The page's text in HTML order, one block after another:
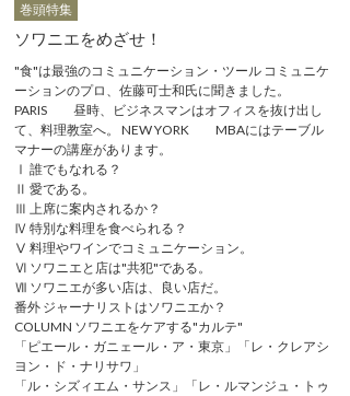
巻頭特集
ソワニエをめざせ！
"食"は最強のコミュニケーション・ツール コミュニケ
ーションのプロ、佐藤可士和氏に聞きました。
PARIS 昼時、ビジネスマンはオフィスを抜け出し
て、料理教室へ。 NEW YORK MBAにはテーブル
マナーの講座があります。
Ⅰ 誰でもなれる？
Ⅱ 愛である。
Ⅲ 上席に案内されるか？
Ⅳ 特別な料理を食べられる？
Ⅴ 料理やワインでコミュニケーション。
Ⅵ ソワニエと店は"共犯"である。
Ⅶ ソワニエが多い店は、良い店だ。
番外 ジャーナリストはソワニエか？
COLUMN ソワニエをケアする"カルテ"
「ピエール・ガニェール・ア・東京」「レ・クレアシ
ヨン・ド・ナリサワ」
「ル・シズィエム・サンス」「レ・ルマンジュ・トゥ